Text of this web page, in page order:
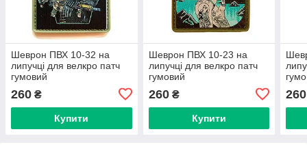
Шеврон ПВХ 10-32 на
липучці для велкро патч
гумовий
260 ₴
Купити
Шеврон ПВХ 10-23 на
липучці для велкро патч
гумовий
260₴
Купити
260